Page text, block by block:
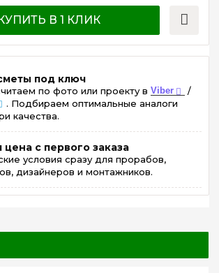
В 1 КЛИК
под ключ
по фото или проекту в Viber /
. Подбираем оптимальные аналоги
качества.
цена с первого заказа
условия сразу для прорабов,
дизайнеров и монтажников.